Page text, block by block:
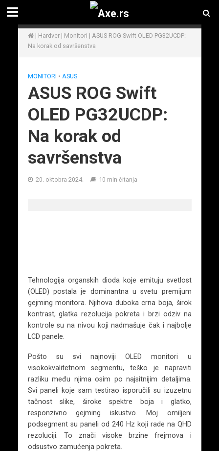
| Hardver| Monitori | ASUS ROG Swift OLED PG32UCDP:
Na korak od savršenstva
MONITORI • ASUS
ASUS ROG Swift
OLED PG32UCDP:
Na korak od
savršenstva
20. oktobra 2024. 10 min čitanja
Tehnologija organskih dioda koje emituju svetlost
(OLED) postala je dominantna u svetu premijum
gejming monitora. Njihova duboka crna boja, širok
kontrast, glatka rezolucija pokreta i brzi odziv na
kontrole su na nivou koji nadmašuje čak i najbolje
LCD panele.
Pošto su svi najnoviji OLED monitori u
visokokvalitetnom segmentu, teško je napraviti
razliku među njima osim po najsitnijim detaljima.
Svi paneli koje sam testirao isporučili su izuzetnu
tačnost slike, široke spektre boja i glatko,
responzivno gejming iskustvo. Moj omiljeni
podsegment su paneli od 240 Hz koji rade na QHD
rezoluciji. To znači visoke brzine frejmova i
odsustvo zamućenja pokreta.